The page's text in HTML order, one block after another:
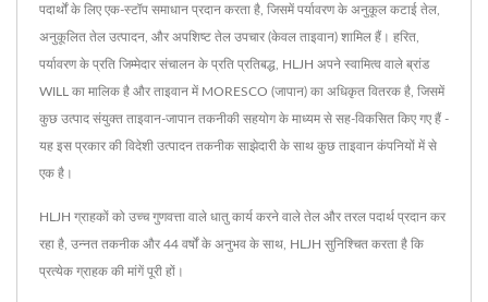
पदार्थों के लिए एक-स्टॉप समाधान प्रदान करता है, जिसमें पर्यावरण के अनुकूल कटाई तेल,
अनुकूलित तेल उत्पादन, और अपशिष्ट तेल उपचार (केवल ताइवान) शामिल हैं। हरित,
पर्यावरण के प्रति जिम्मेदार संचालन के प्रति प्रतिबद्ध, HLJH अपने स्वामित्व वाले ब्रांड
WILL का मालिक है और ताइवान में MORESCO (जापान) का अधिकृत वितरक है, जिसमें
कुछ उत्पाद संयुक्त ताइवान-जापान तकनीकी सहयोग के माध्यम से सह-विकसित किए गए हैं -
यह इस प्रकार की विदेशी उत्पादन तकनीक साझेदारी के साथ कुछ ताइवान कंपनियों में से
एक है।
HLJH ग्राहकों को उच्च गुणवत्ता वाले धातु कार्य करने वाले तेल और तरल पदार्थ प्रदान कर
रहा है, उन्नत तकनीक और 44 वर्षों के अनुभव के साथ, HLJH सुनिश्चित करता है कि
प्रत्येक ग्राहक की मांगें पूरी हों।